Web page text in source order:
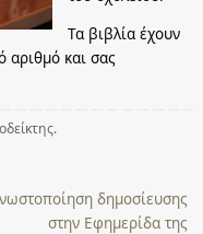
Τα βιβλία έχουν
αριθμό και σας
.
δημοσίευσης
στην Εφημερίδα της